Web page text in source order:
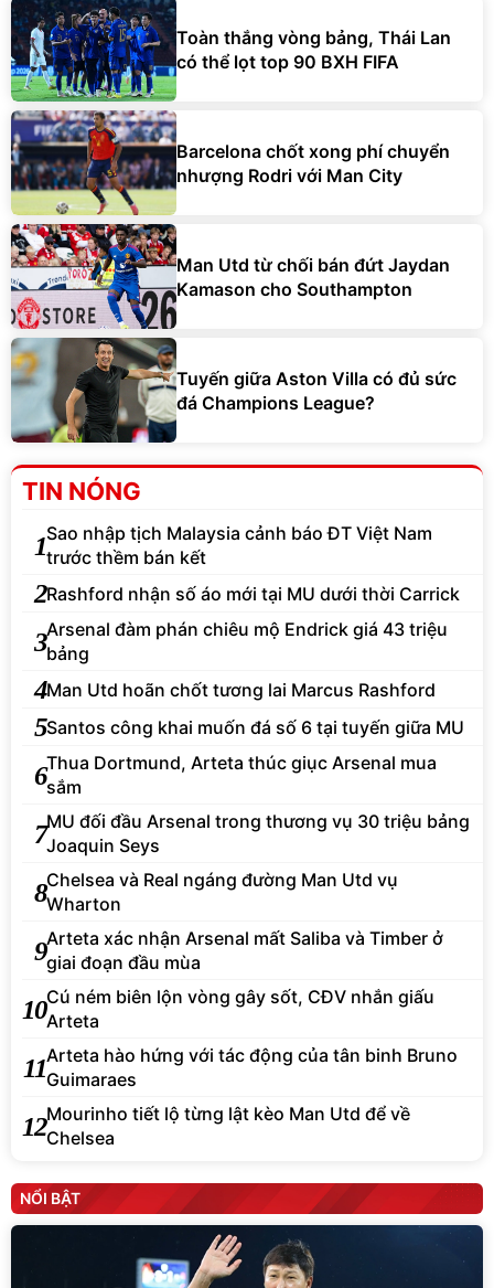
Toàn thắng vòng bảng, Thái Lan
có thể lọt top 90 BXH FIFA
Barcelona chốt xong phí chuyển
nhượng Rodri với Man City
Man Utd từ chối bán đứt Jaydan
Kamason cho Southampton
Tuyến giữa Aston Villa có đủ sức
đá Champions League?
TIN NÓNG
1Sao nhập tịch Malaysia cảnh báo ĐT Việt Nam
trước thềm bán kết
2Rashford nhận số áo mới tại MU dưới thời Carrick
3Arsenal đàm phán chiêu mộ Endrick giá 43 triệu
bảng
4Man Utd hoãn chốt tương lai Marcus Rashford
5Santos công khai muốn đá số 6 tại tuyến giữa MU
6Thua Dortmund, Arteta thúc giục Arsenal mua
sắm
7MU đối đầu Arsenal trong thương vụ 30 triệu bảng
Joaquin Seys
8Chelsea và Real ngáng đường Man Utd vụ
Wharton
9Arteta xác nhận Arsenal mất Saliba và Timber ở
giai đoạn đầu mùa
10Cú ném biên lộn vòng gây sốt, CĐV nhắn giấu
Arteta
11Arteta hào hứng với tác động của tân binh Bruno
Guimaraes
12Mourinho tiết lộ từng lật kèo Man Utd để về
Chelsea
NỔI BẬT